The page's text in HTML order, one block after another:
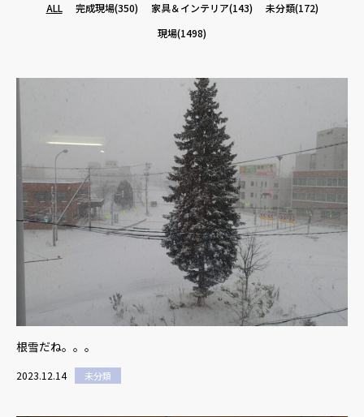
ALL 完成現場(350) 家具＆インテリア(143) 未分類(172)
現場(1498)
根雪だね。。。
2023.12.14 未分類